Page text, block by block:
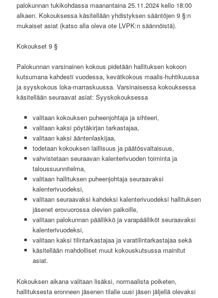
palokunnan tukikohdassa maanantaina 25.11.2024 kello 18:00
alkaen. Kokouksessa käsitellään yhdistyksen sääntöjen 9 §:n
mukaiset asiat (katso alla oleva ote LVPK:n säännöistä).
Kokoukset 9 §
Palokunnan varsinainen kokous pidetään hallituksen kokoon
kutsumana kahdesti vuodessa, kevätkokous maalis-huhtikuussa
ja syyskokous loka-marraskuussa. Varsinaisessa kokouksessa
käsitellään seuraavat asiat: Syyskokouksessa
valitaan kokouksen puheenjohtaja ja sihteeri,
valitaan kaksi pöytäkirjan tarkastajaa,
valitaan kaksi ääntenlaskijaa,
todetaan kokouksen laillisuus ja päätösvaltaisuus,
vahvistetaan seuraavan kalenterivuoden toiminta ja
taloussuunnitelma,
valitaan hallituksen puheenjohtaja seuraavaksi
kalenterivuodeksi,
valitaan seuraavaksi kahdeksi kalenterivuodeksi hallituksen
jäsenet erovuorossa olevien paikoille,
valitaan palokunnan päällikkö ja varapäälliköt seuraavaksi
kalenterivuodeksi,
valitaan kaksi tilintarkastajaa ja varatilintarkastajaa sekä
käsitellään mahdolliset muut kokouskutsussa mainitut
asiat.
Kokouksen aikana valitaan lisäksi, normaalista poiketen,
hallituksesta eronneen jäsenen tilalle uusi jäsen jäljellä olevaksi